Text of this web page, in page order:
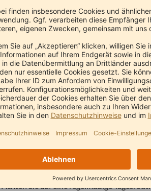
Wohlfühl-Programm
hat die Eigenschaften kalt und trocken
Verwöhnen Sie Ihren Körper vor dem
Körpermassage- und Gesichtsöl. Das
der Haut.
Auch ein warmes Fußbad oder eine
Durchatmen: Legen Sie Ruhephasen
Achten Sie auf ausreichend Schlaf und
Achten Sie auf eine regelmäßige